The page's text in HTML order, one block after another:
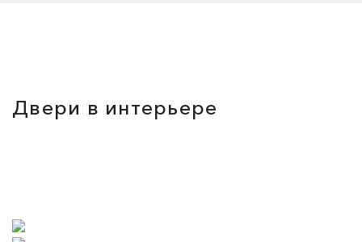
Двери в интерьере